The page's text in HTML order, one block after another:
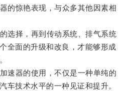
惊艳表现，与众多其他因素相
择，再到传动系统、排气系统
全面的升级和改良，才能够形成
器的使用，不仅是一种单纯的
车技术水平的一种见证和提升。